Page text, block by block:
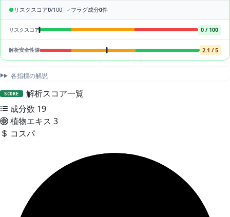
● リスクスコア0/100 ✓フラグ成分0件
リスクスコア 0 / 100
解析安全性値 2.1 / 5
各指標の解説
SCORE
解析スコア一覧
成分数 19
植物エキス 3
コスパ